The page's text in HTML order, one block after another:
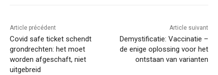
Article précédent
Covid safe ticket schendt
grondrechten: het moet
worden afgeschaft, niet
uitgebreid
Article suivant
Demystificatie: Vaccinatie –
de enige oplossing voor het
ontstaan van varianten